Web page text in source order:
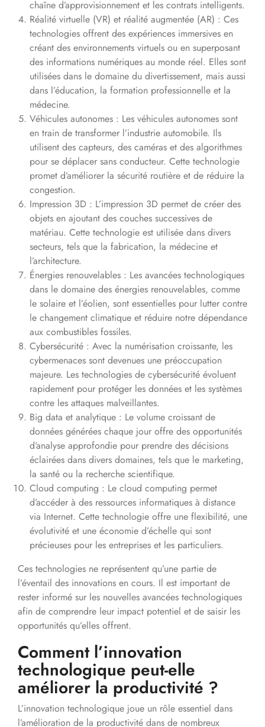
chaîne d’approvisionnement et les contrats intelligents.
Réalité virtuelle (VR) et réalité augmentée (AR) : Ces
technologies offrent des expériences immersives en
créant des environnements virtuels ou en superposant
des informations numériques au monde réel. Elles sont
utilisées dans le domaine du divertissement, mais aussi
dans l’éducation, la formation professionnelle et la
médecine.
Véhicules autonomes : Les véhicules autonomes sont
en train de transformer l’industrie automobile. Ils
utilisent des capteurs, des caméras et des algorithmes
pour se déplacer sans conducteur. Cette technologie
promet d’améliorer la sécurité routière et de réduire la
congestion.
Impression 3D : L’impression 3D permet de créer des
objets en ajoutant des couches successives de
matériau. Cette technologie est utilisée dans divers
secteurs, tels que la fabrication, la médecine et
l’architecture.
Énergies renouvelables : Les avancées technologiques
dans le domaine des énergies renouvelables, comme
le solaire et l’éolien, sont essentielles pour lutter contre
le changement climatique et réduire notre dépendance
aux combustibles fossiles.
Cybersécurité : Avec la numérisation croissante, les
cybermenaces sont devenues une préoccupation
majeure. Les technologies de cybersécurité évoluent
rapidement pour protéger les données et les systèmes
contre les attaques malveillantes.
Big data et analytique : Le volume croissant de
données générées chaque jour offre des opportunités
d’analyse approfondie pour prendre des décisions
éclairées dans divers domaines, tels que le marketing,
la santé ou la recherche scientifique.
Cloud computing : Le cloud computing permet
d’accéder à des ressources informatiques à distance
via Internet. Cette technologie offre une flexibilité, une
évolutivité et une économie d’échelle qui sont
précieuses pour les entreprises et les particuliers.
Ces technologies ne représentent qu’une partie de
l’éventail des innovations en cours. Il est important de
rester informé sur les nouvelles avancées technologiques
afin de comprendre leur impact potentiel et de saisir les
opportunités qu’elles offrent.
Comment l’innovation
technologique peut-elle
améliorer la productivité ?
L’innovation technologique joue un rôle essentiel dans
l’amélioration de la productivité dans de nombreux